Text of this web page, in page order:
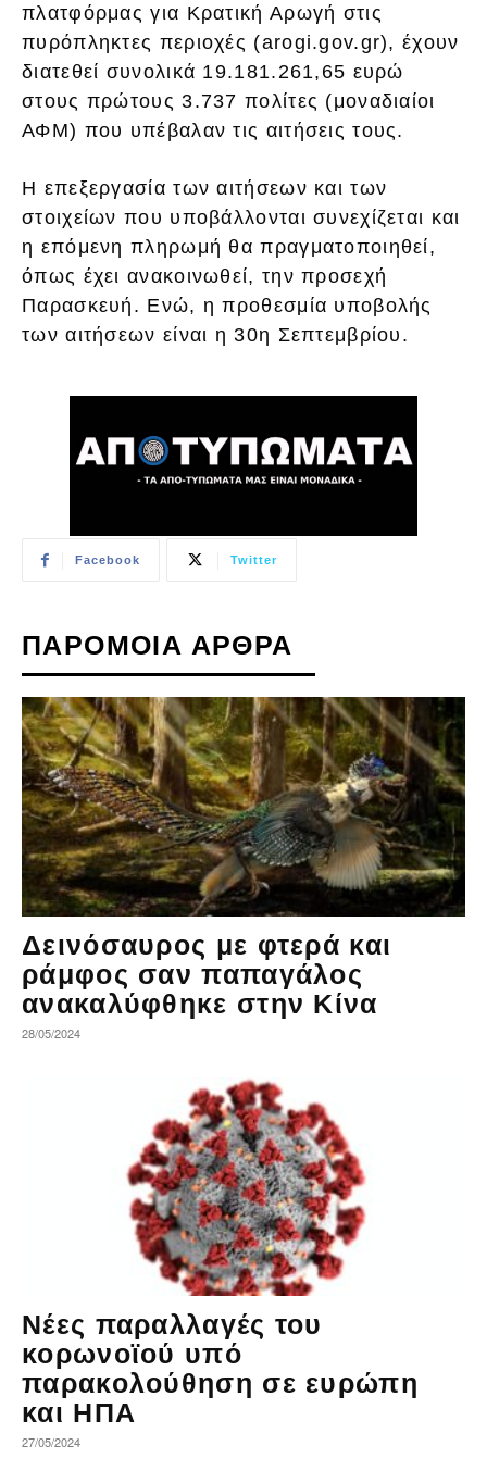
πλατφόρμας για Κρατική Αρωγή στις
πυρόπληκτες περιοχές (arogi.gov.gr), έχουν
διατεθεί συνολικά 19.181.261,65 ευρώ
στους πρώτους 3.737 πολίτες (μοναδιαίοι
ΑΦΜ) που υπέβαλαν τις αιτήσεις τους.
Η επεξεργασία των αιτήσεων και των
στοιχείων που υποβάλλονται συνεχίζεται και
η επόμενη πληρωμή θα πραγματοποιηθεί,
όπως έχει ανακοινωθεί, την προσεχή
Παρασκευή. Ενώ, η προθεσμία υποβολής
των αιτήσεων είναι η 30η Σεπτεμβρίου.
Facebook Twitter
ΠΑΡΟΜΟΙΑ ΑΡΘΡΑ
Δεινόσαυρος με φτερά και
ράμφος σαν παπαγάλος
ανακαλύφθηκε στην Κίνα
28/05/2024
Νέες παραλλαγές του
κορωνοϊού υπό
παρακολούθηση σε ευρώπη
και ΗΠΑ
27/05/2024